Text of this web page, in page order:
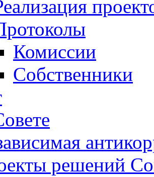
Комиссии
Собственники
решений